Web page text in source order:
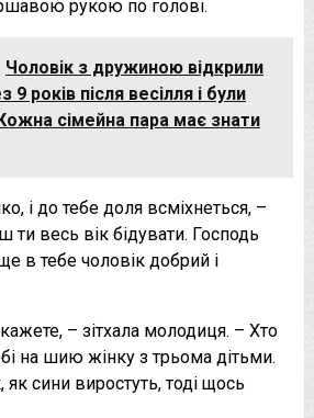
рукою по голові.
Чоловік з дружиною відкрили
9 років після весілля і були
сімейна пара мaє знати
і до тебе доля всміхнеться, –
ти весь вік бідувати. Господь
в тебе чоловік добрий і
– зітхала молодиця. – Хто
на шию жінку з трьома дітьми.
як сини виростуть, тоді щось